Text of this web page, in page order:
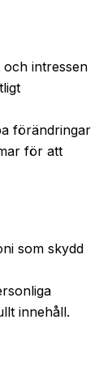
och intressen
förändringar
för att
som skydd
innehåll.